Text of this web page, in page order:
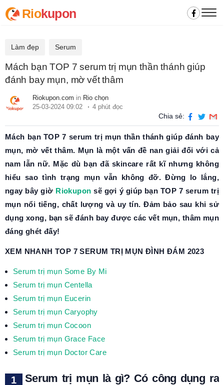
Riokupon
Làm đẹp Serum
Mách bạn TOP 7 serum trị mụn thần thánh giúp
đánh bay mụn, mờ vết thâm
Riokupon.com in Rio chọn
25-03-2024 09:02
4 phút đọc
Chia sẻ:
Mách bạn TOP 7 serum trị mụn thần thánh giúp đánh bay
mụn, mờ vết thâm. Mụn là một vấn đề nan giải đối với cả
nam lẫn nữ. Mặc dù bạn đã skincare rất kĩ nhưng không
hiểu sao tình trạng mụn vẫn không đỡ. Đừng lo lắng,
ngay bây giờ Riokupon sẽ gợi ý giúp bạn TOP 7 serum trị
mụn nổi tiếng, chất lượng và uy tín. Đảm bảo sau khi sử
dụng xong, bạn sẽ đánh bay được các vết mụn, thâm mụn
đáng ghét đấy!
XEM NHANH TOP 7 SERUM TRỊ MỤN ĐÌNH ĐÁM 2023
Serum trị mụn Some By Mi
Serum trị mụn Centella
Serum trị mụn Eucerin
Serum trị mụn Caryophy
Serum trị mụn Cocoon
Serum trị mụn Grace Face
Serum trị mụn Doctor Care
Serum trị mụn là gì? Có công dụng ra